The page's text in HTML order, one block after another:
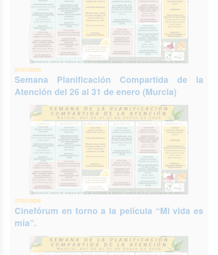
07/01/2026
Semana Planificación Compartida de la
Atención del 26 al 31 de enero (Murcia)
07/01/2026
Cinefórum en torno a la película “Mi vida es
mía”.